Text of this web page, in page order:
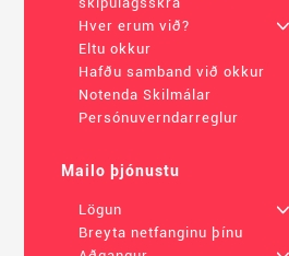
Hver erum við?
+
Eltu okkur
Hafðu samband við okkur
Notenda Skilmálar
Persónuverndarreglur
Mailo þjónustu
Lögun
+
Breyta netfanginu þínu